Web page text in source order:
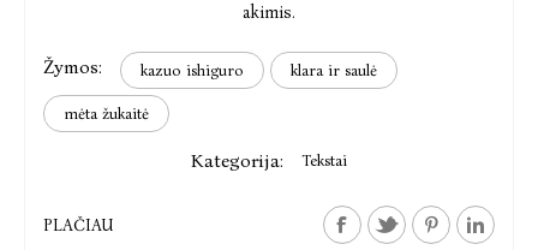
akimis.
Žymos: kazuo ishiguro klara ir saulė
mėta žukaitė
Kategorija: Tekstai
PLAČIAU